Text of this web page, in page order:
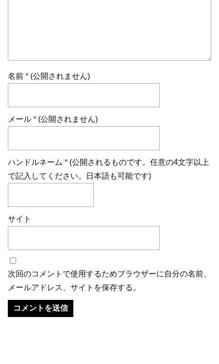
名前 * (公開されません)
メール * (公開されません)
ハンドルネーム * (公開されるものです。任意の4文字以上
で記入してください。日本語も可能です)
サイト
次回のコメントで使用するためブラウザーに自分の名前、
メールアドレス、サイトを保存する。